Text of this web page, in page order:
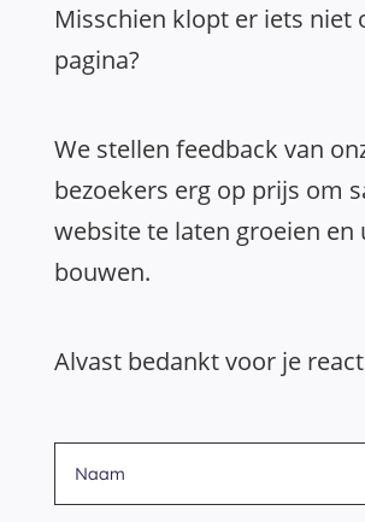
Misschien klopt er iets niet
pagina?
We stellen feedback van
bezoekers erg op prijs om
website te laten groeien en
bouwen.
Alvast bedankt voor je